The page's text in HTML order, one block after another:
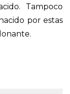
Tampoco
por estas